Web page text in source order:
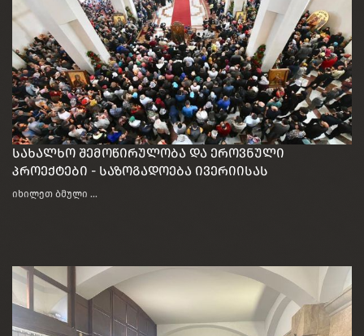
სახალხო შემოწირულობა და ეროვნული
პროექტები - საზოგადოება ივერიისას
თავმჯდომარე გიორგი თავაძე
იხილეთ ბმული ...